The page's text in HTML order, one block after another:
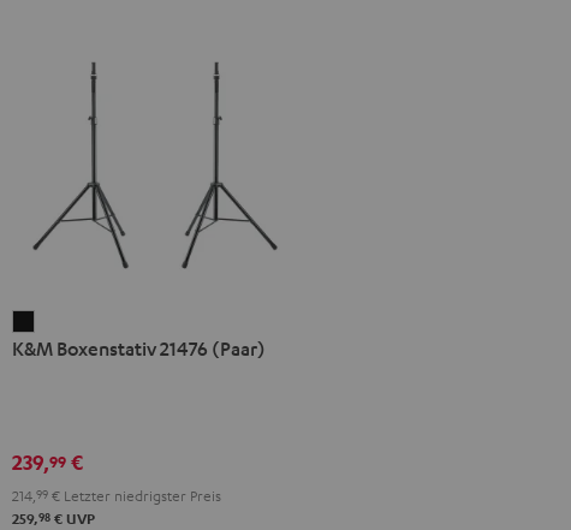
Boxenstativ
K&M Boxenstativ 21476 (Paar)
239,99 €
214, 99 € Letzter niedrigster Preis
259,98 € UVP